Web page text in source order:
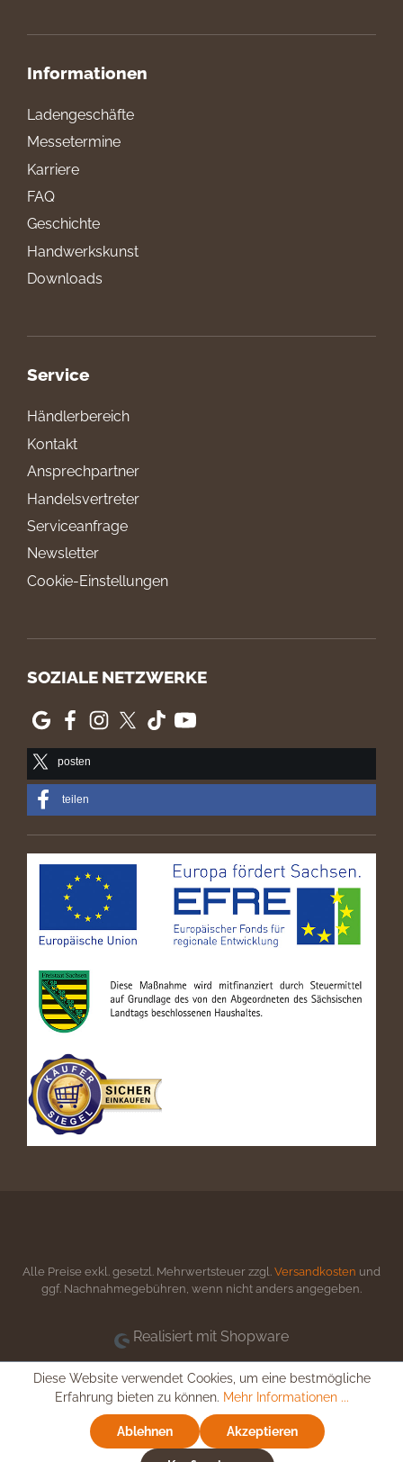
Informationen
Ladengeschäfte
Messetermine
Karriere
FAQ
Geschichte
Handwerkskunst
Downloads
Service
Händlerbereich
Kontakt
Ansprechpartner
Handelsvertreter
Serviceanfrage
Newsletter
Cookie-Einstellungen
SOZIALE NETZWERKE
posten
teilen
Alle Preise exkl. gesetzl. Mehrwertsteuer zzgl. Versandkosten und
ggf. Nachnahmegebühren, wenn nicht anders angegeben.
Realisiert mit Shopware
Diese Website verwendet Cookies, um eine bestmögliche
Erfahrung bieten zu können. Mehr Informationen ...
Ablehnen Akzeptieren